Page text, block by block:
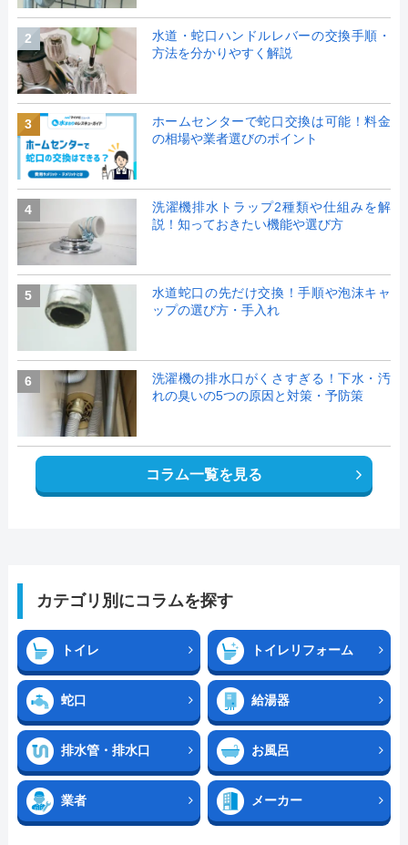
2
水道・蛇口ハンドルレバーの交換手順・
方法を分かりやすく解説
3
ホームセンターで蛇口交換は可能！料金
の相場や業者選びのポイント
4
洗濯機排水トラップ2種類や仕組みを解
説！知っておきたい機能や選び方
5
水道蛇口の先だけ交換！手順や泡沫キャ
ップの選び方・手入れ
6
洗濯機の排水口がくさすぎる！下水・汚
れの臭いの5つの原因と対策・予防策
コラム一覧を見る
カテゴリ別にコラムを探す
トイレ トイレリフォーム
蛇口 給湯器
排水管・排水口 お風呂
業者 メーカー